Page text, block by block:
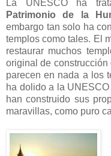
La UNESCO ha
Patrimonio de la
embargo tan solo ha
templos como tales. El
restaurar muchos
original de
parecen en nada a los
ha dolido a la
han construido sus
maravillas, como puro